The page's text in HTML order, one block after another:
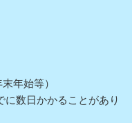
年始等）
数日かかることがあり